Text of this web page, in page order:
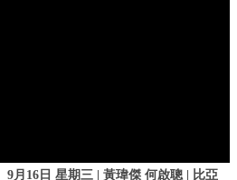
9月16日 星期三 | 黃瑋傑 何啟聰 | 比亞